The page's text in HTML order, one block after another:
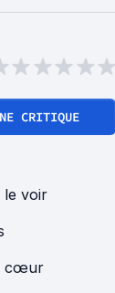
CRITIQUE
le voir
cœur